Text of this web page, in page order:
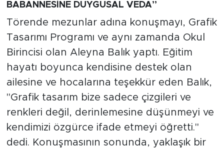
BABANNESİNE DUYGUSAL VEDA”
Törende mezunlar adına konuşmayı, Grafik
Tasarımı Programı ve aynı zamanda Okul
Birincisi olan Aleyna Balık yaptı. Eğitim
hayatı boyunca kendisine destek olan
ailesine ve hocalarına teşekkür eden Balık,
"Grafik tasarım bize sadece çizgileri ve
renkleri değil, derinlemesine düşünmeyi ve
kendimizi özgürce ifade etmeyi öğretti."
dedi. Konuşmasının sonunda, yaklaşık bir